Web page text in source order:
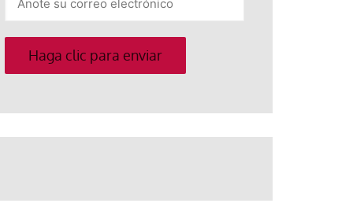
su
correo
electrónico
Haga clic para enviar